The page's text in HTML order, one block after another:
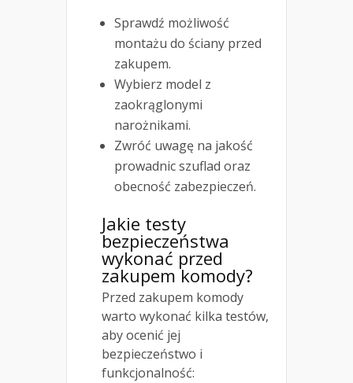
Sprawdź możliwość
montażu do ściany przed
zakupem.
Wybierz model z
zaokrąglonymi
narożnikami.
Zwróć uwagę na jakość
prowadnic szuflad oraz
obecność zabezpieczeń.
Jakie testy
bezpieczeństwa
wykonać przed
zakupem komody?
Przed zakupem komody
warto wykonać kilka testów,
aby ocenić jej
bezpieczeństwo i
funkcjonalność: